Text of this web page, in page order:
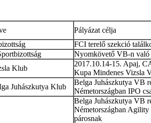
Pályázat célja
FCI terelő szekció
Nyomkövető VB-n való
Klub
2017.10.14-15. Apaj,
Kupa Mindenes Vizsla
Juhászkutya Klub
Belga Juhászkutya VB
Németországban IPO
Belga Juhászkutya VB
Németországban Agility
párosnak